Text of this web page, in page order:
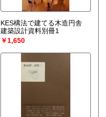
KES構法で建てる木造円舎
建築設計資料別冊1
￥1,650